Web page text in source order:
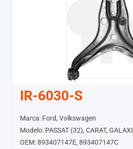
IR-6030-S
Marca: Ford, Volkswagen
Modelo: PASSAT (32), CARAT, GALAXI
OEM: 893407147E, 893407147C